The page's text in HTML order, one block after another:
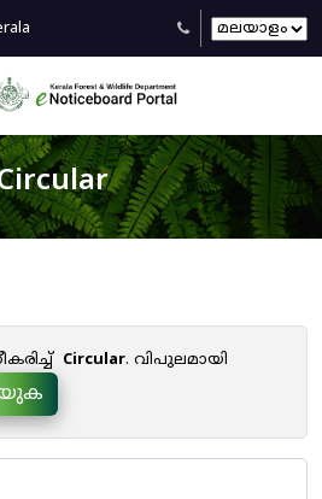
Circular. വിപുലമായി